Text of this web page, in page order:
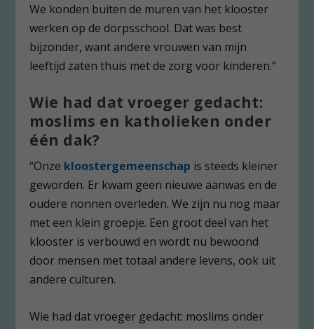
We konden buiten de muren van het klooster
werken op de dorpsschool. Dat was best
bijzonder, want andere vrouwen van mijn
leeftijd zaten thuis met de zorg voor kinderen.”
Wie had dat vroeger gedacht:
moslims en katholieken onder
één dak?
“Onze kloostergemeenschap is steeds kleiner
geworden. Er kwam geen nieuwe aanwas en de
oudere nonnen overleden. We zijn nu nog maar
met een klein groepje. Een groot deel van het
klooster is verbouwd en wordt nu bewoond
door mensen met totaal andere levens, ook uit
andere culturen.
Wie had dat vroeger gedacht: moslims onder